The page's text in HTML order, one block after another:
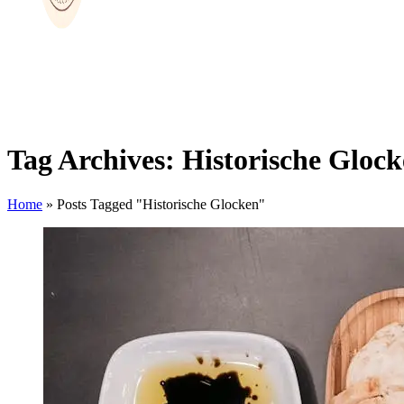
Tag Archives: Historische
Home » Posts Tagged "Historische Glocken"